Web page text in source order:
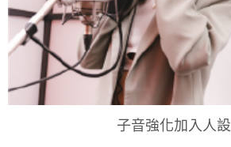
子音強化加入人設